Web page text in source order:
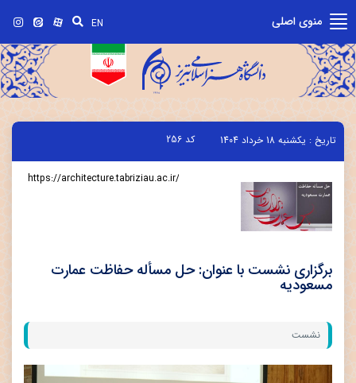
EN منوی اصلی
تاریخ : يکشنبه 18 خرداد 1404 کد 256
برگزاری نشست با عنوان: حل مسأله حفاظت عمارت
مسعودیه
نشست